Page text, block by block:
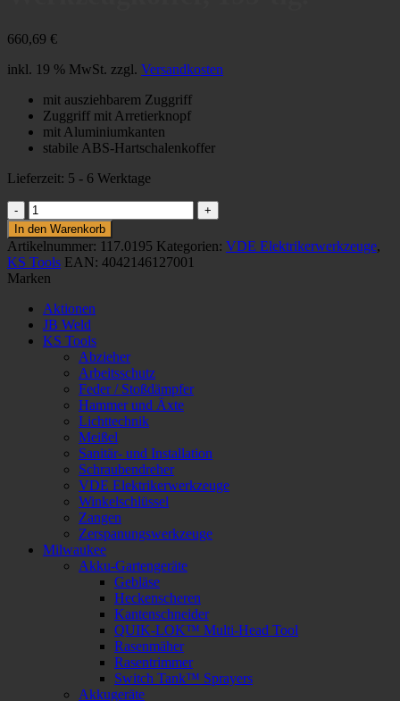
660,69 €
inkl. 19 % MwSt. zzgl. Versandkosten
mit ausziehbarem Zuggriff
Zuggriff mit Arretierknopf
mit Aluminiumkanten
stabile ABS-Hartschalenkoffer
Lieferzeit: 5 - 6 Werktage
Premium
Max
Elektriker-
Werkzeugkoffer,
195-
tlg.
Menge
In den Warenkorb
Artikelnummer: 117.0195 Kategorien: VDE Elektrikerwerkzeuge,
KS Tools EAN: 4042146127001
Marken
Aktionen
JB Weld
KS Tools
Abzieher
Arbeitsschutz
Feder / Stoßdämpfer
Hammer und Äxte
Lichttechnik
Meißel
Sanitär- und Installation
Schraubendreher
VDE Elektrikerwerkzeuge
Winkelschlüssel
Zangen
Zerspanungswerkzeuge
Milwaukee
Akku-Gartengeräte
Gebläse
Heckenscheren
Kantenschneider
QUIK-LOK™ Multi-Head Tool
Rasenmäher
Rasentrimmer
Switch Tank™ Sprayers
Akkugeräte